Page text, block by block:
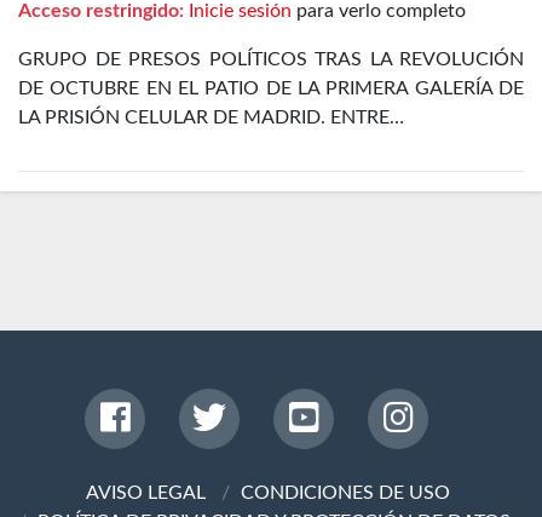
Acceso restringido: Inicie sesión para verlo completo
GRUPO DE PRESOS POLÍTICOS TRAS LA REVOLUCIÓN
DE OCTUBRE EN EL PATIO DE LA PRIMERA GALERÍA DE
LA PRISIÓN CELULAR DE MADRID. ENTRE…
AVISO LEGAL
CONDICIONES DE USO